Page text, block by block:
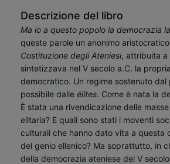
Descrizione del libro
Ma io a questo popolo la democrazia
queste parole un anonimo
Costituzione degli Ateniesi, attribuita a
sintetizzava nel V secolo a.C. la
democratico. Un regime sostenuto dal
possibile dalle élites. Come è nata la democrazia ateniese?
È stata una rivendicazione delle
elitaria? E quali sono stati i moventi
culturali che hanno dato vita a questa
del genio ellenico? Ma soprattutto, in
della democrazia ateniese del V